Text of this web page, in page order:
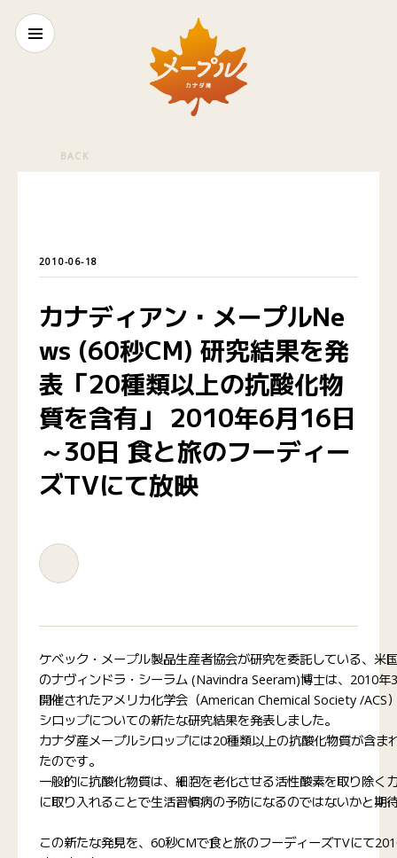
BACK
2010-06-18
カナディアン・メープルNe
ws (60秒CM) 研究結果を発
表「20種類以上の抗酸化物
質を含有」 2010年6月16日
～30日 食と旅のフーディー
ズTVにて放映
ケベック・メープル製品生産者協会が研究を委託している、米
のナヴィンドラ・シーラム (Navindra Seeram)博士は、2010年
開催されたアメリカ化学会（American Chemical Society /ACS
シロップについての新たな研究結果を発表しました。
カナダ産メープルシロップには20種類以上の抗酸化物質が含ま
たのです。
一般的に抗酸化物質は、細胞を老化させる活性酸素を取り除く
に取り入れることで生活習慣病の予防になるのではないかと期
この新たな発見を、60秒CMで食と旅のフーディーズTVにて